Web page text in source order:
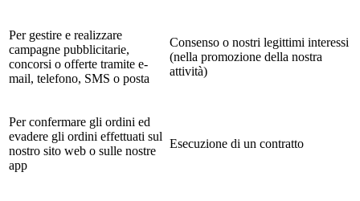
Per gestire e realizzare
campagne pubblicitarie,
concorsi o offerte tramite e-
mail, telefono, SMS o posta
Consenso o nostri legittimi interessi
(nella promozione della nostra
attività)
Per confermare gli ordini ed
evadere gli ordini effettuati sul
nostro sito web o sulle nostre
app
Esecuzione di un contratto